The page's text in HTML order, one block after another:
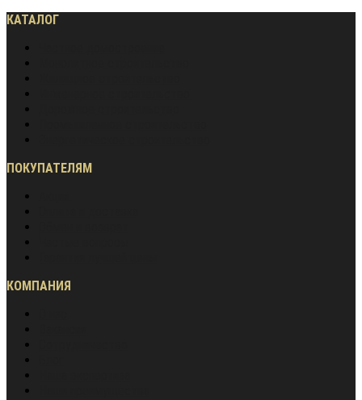
КАТАЛОГ
ПОКУПАТЕЛЯМ
КОМПАНИЯ